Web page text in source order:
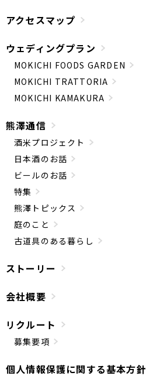
アクセスマップ
ウェディングプラン
MOKICHI FOODS GARDEN
MOKICHI TRATTORIA
MOKICHI KAMAKURA
熊澤通信
酒米プロジェクト
日本酒のお話
ビールのお話
特集
熊澤トピックス
庭のこと
古道具のある暮らし
ストーリー
会社概要
リクルート
募集要項
個人情報保護に関する基本方針